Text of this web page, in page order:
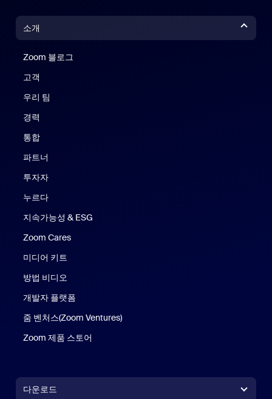
소개
Zoom 블로그
고객
우리 팀
경력
통합
파트너
투자자
누르다
지속가능성 & ESG
Zoom Cares
미디어 키트
방법 비디오
개발자 플랫폼
줌 벤처스(Zoom Ventures)
Zoom 제품 스토어
다운로드